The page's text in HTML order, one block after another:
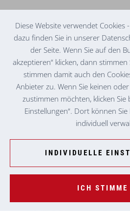
TAGESMUTTER IN BAD
BIRGIT B.
Diese Website verwendet
dazu finden Sie in unserer
der Seite. Wenn Sie auf den
akzeptieren“ klicken, dann stimmen
stimmen damit auch den
Anbieter zu. Wenn Sie keinen
zustimmen möchten, klicken Sie
Einstellungen“. Dort können
individuell
INDIVIDUELLE
ICH STIMME